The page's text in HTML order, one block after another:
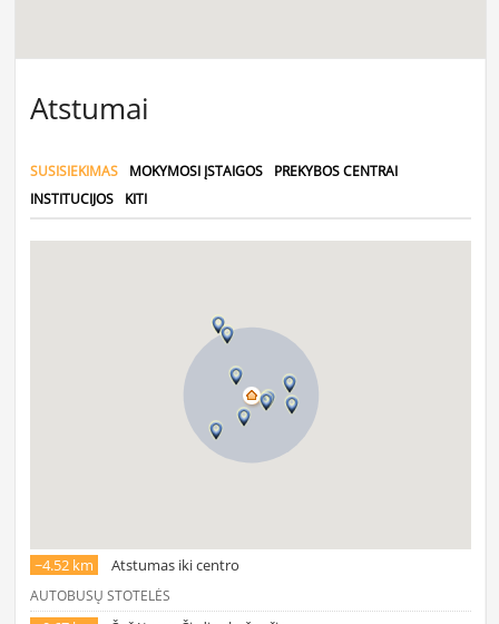
Atstumai
SUSISIEKIMAS MOKYMOSI ĮSTAIGOS
PREKYBOS CENTRAI
INSTITUCIJOS
KITI
~4.52 km Atstumas iki centro
AUTOBUSŲ STOTELĖS